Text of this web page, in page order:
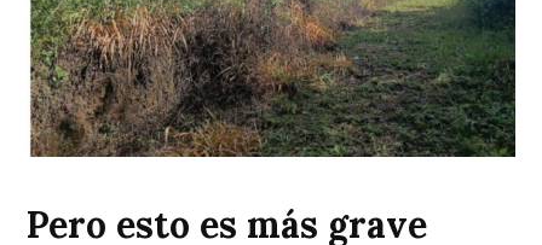
Pero esto es más grave